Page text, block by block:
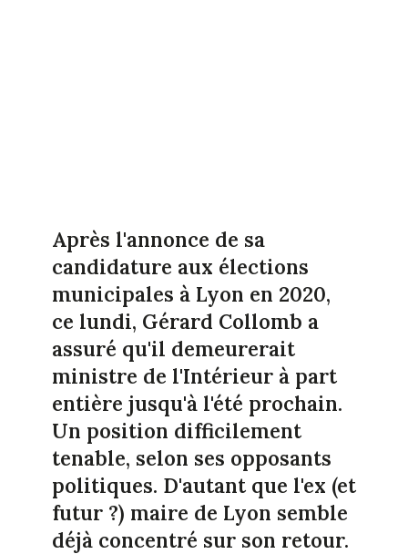
Après l'annonce de sa
candidature aux élections
municipales à Lyon en 2020,
ce lundi, Gérard Collomb a
assuré qu'il demeurerait
ministre de l'Intérieur à part
entière jusqu'à l'été prochain.
Un position difficilement
tenable, selon ses opposants
politiques. D'autant que l'ex (et
futur ?) maire de Lyon semble
déjà concentré sur son retour.